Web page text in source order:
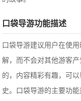
口袋导游功能描述
口袋导游建议用户在使
解，而不会对其他游客
的，内容精彩有趣，可
史。口袋导游的主要功